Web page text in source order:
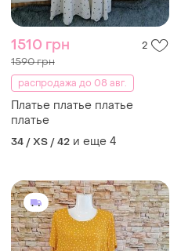
1510 грн 2
1590 грн
распродажа до 08 авг.
Платье платье платье
платье
34 / XS / 42 и еще 4